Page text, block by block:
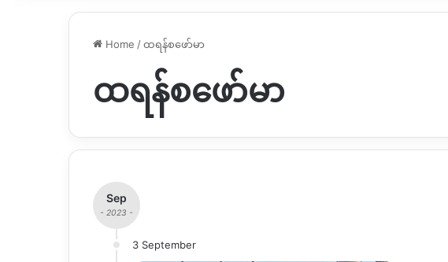
Home /ထရန်စဖော်မာ
ထရန်စဖော်မာ
Sep
- 2023 -
3 September